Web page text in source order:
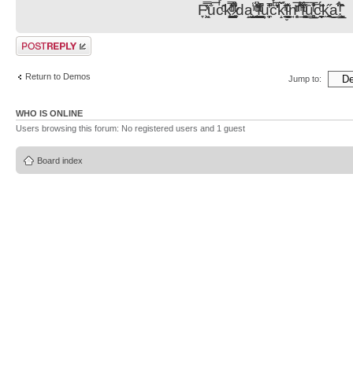
F̞͖̭̿̔ͯu̐̅cͬ̑ͩk̨̤̳͇̮̭̪̠̽̿̓̆ͭͩ ̷̩̰͎̩͓̘̾̀ͬ̊ͭ͛ͅda̝̺͙̬͎̝̾͟ ̰̜̝̯͉̯̖̓̎́ͨ̽ͫ͟f̟͇̭̀ͬͨͭ̐̚u̹̼̹̗̞͑̔͂͐̚cͭ̅̊̆̒̆ǩ̝̩̯́ͥ̔̍̑ḭ͓͍̳̬ͦ̽͂n͍͎͈̈̅ͩͬ ̊ͫ̂̾̑̈́f̲͚͉͓͗̋́ͧͦ̅ȗ͇̲̻͈̲̅̎͗͒ͭ͡c̬̟̠̹̯̈́ͩ͘ͅk̫̠̻̋͜a̲͒̾̇!͙͕̺͉̗̩̲̂̏̄̀
Post a reply
Return to Demos Jump to:
WHO IS ONLINE
Users browsing this forum: No registered users and 1 guest
Board index